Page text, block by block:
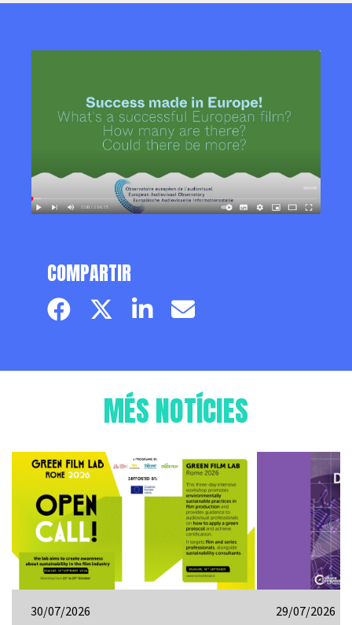
COMPARTIR
Facebook pageTwitter page
LinkedinEmail
MÉS NOTÍCIES
30/07/2026 29/07/2026